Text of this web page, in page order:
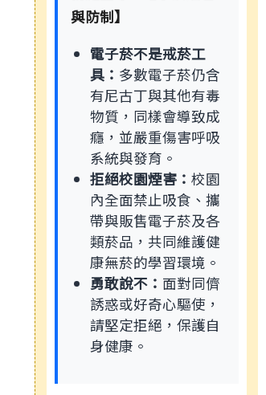
與防制】
電子菸不是戒菸工
具： 多數電子菸仍含
有尼古丁與其他有毒
物質，同樣會導致成
癮，並嚴重傷害呼吸
系統與發育。
拒絕校園煙害： 校園
內全面禁止吸食、攜
帶與販售電子菸及各
類菸品，共同維護健
康無菸的學習環境。
勇敢說不： 面對同儕
誘惑或好奇心驅使，
請堅定拒絕，保護自
身健康。